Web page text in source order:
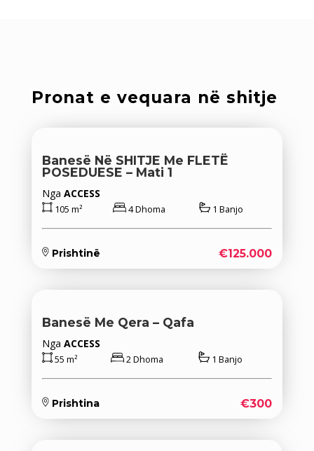
Pronat e vequara në shitje
Banesë Në SHITJE Me FLETË
POSEDUESE – Mati 1
Nga ACCESS
105 m² 4 Dhoma 1 Banjo
Prishtinë €125.000
Banesë Me Qera – Qafa
Nga ACCESS
55 m² 2 Dhoma 1 Banjo
Prishtina €300